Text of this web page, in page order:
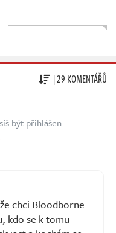
| 29 KOMENTÁŘŮ
být přihlášen.
chci Bloodborne
kdo se k tomu